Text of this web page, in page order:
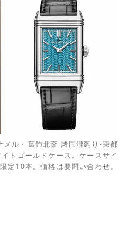
メル・葛飾北斎 諸国瀧廻り-東都
トゴールドケース。ケースサイ
定10本。価格は要問い合わせ。